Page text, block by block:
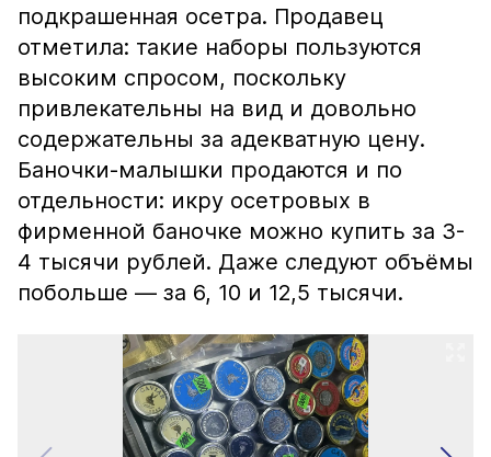
подкрашенная осетра. Продавец
отметила: такие наборы пользуются
высоким спросом, поскольку
привлекательны на вид и довольно
содержательны за адекватную цену.
Баночки-малышки продаются и по
отдельности: икру осетровых в
фирменной баночке можно купить за 3-
4 тысячи рублей. Даже следуют объёмы
побольше — за 6, 10 и 12,5 тысячи.